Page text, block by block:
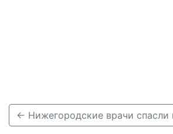
← Нижегородские врачи